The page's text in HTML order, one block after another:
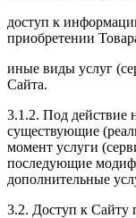
доступ к
приобретении
иные виды услуг
Сайта.
3.1.2. Под действие
существующие
момент услуги
последующие
дополнительные
3.2. Доступ к Сайту